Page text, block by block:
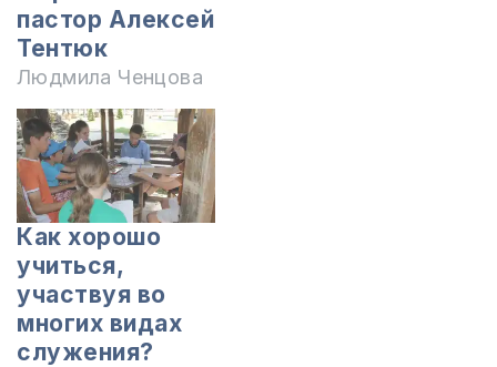
пастор Алексей
Тентюк
Людмила Ченцова
Как хорошо
учиться,
участвуя во
многих видах
служения?